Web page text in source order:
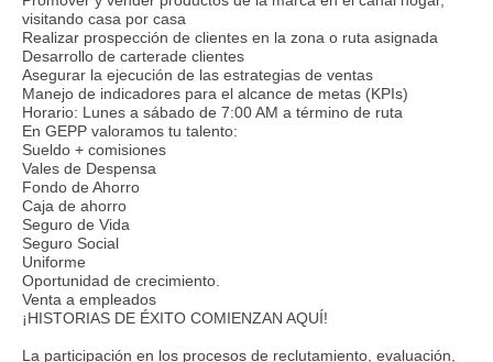
visitando casa por casa
Realizar prospección de clientes en la zona o ruta asignada
Desarrollo de carterade clientes
Asegurar la ejecución de las estrategias de ventas
Manejo de indicadores para el alcance de metas (KPIs)
Horario: Lunes a sábado de 7:00 AM a término de ruta
En GEPP valoramos tu talento:
Sueldo + comisiones
Vales de Despensa
Fondo de Ahorro
Caja de ahorro
Seguro de Vida
Seguro Social
Uniforme
Oportunidad de crecimiento.
Venta a empleados
¡HISTORIAS DE ÉXITO COMIENZAN AQUÍ!
La participación en los procesos de reclutamiento, evaluación,